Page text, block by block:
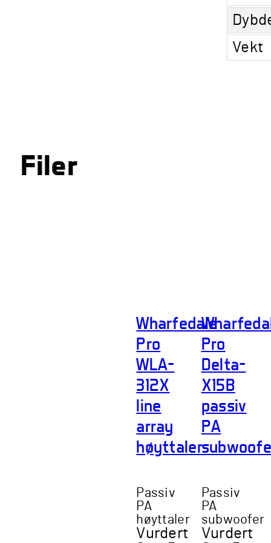
Vekt
Filer
Wharfedale
Pro
WLA-
312X
line
array
høyttaler
Passiv
PA
høyttaler
Vurdert
Pro
Delta-
X15B
passiv
PA
Passiv
PA
subwoofer
Vurdert